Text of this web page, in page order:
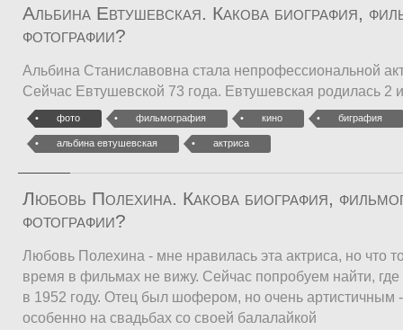
Альбина Евтушевская. Какова биография,
фотографии?
Альбина Станиславовна стала непрофессиональной
Сейчас Евтушевской 73 года. Евтушевская родилась 2
фото фильмография кино биграфия
альбина евтушевская актриса
Любовь Полехина. Какова биография,
фотографии?
Любовь Полехина - мне нравилась эта актриса, но что
время в фильмах не вижу. Сейчас попробуем найти, где
в 1952 году. Отец был шофером, но очень артистичным
особенно на свадьбах со своей балалайкой